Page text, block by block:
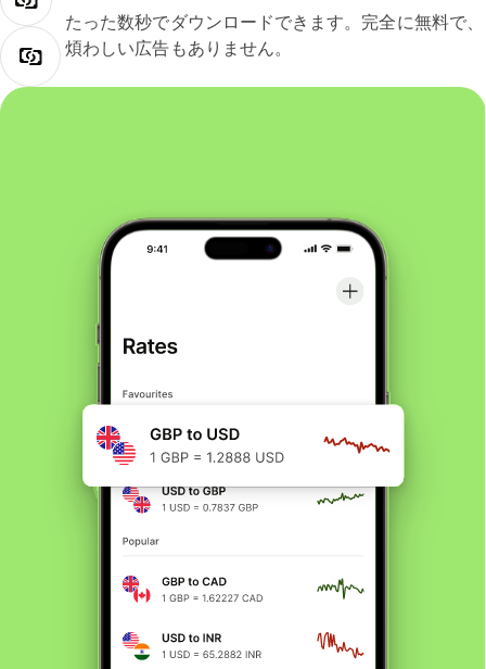
たった数秒でダウンロードできます。完全に無料で、
煩わしい広告もありません。